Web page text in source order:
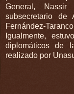
General,
subsecretario
Fernández-
Igualmente,
diplomáticos de
realizado por